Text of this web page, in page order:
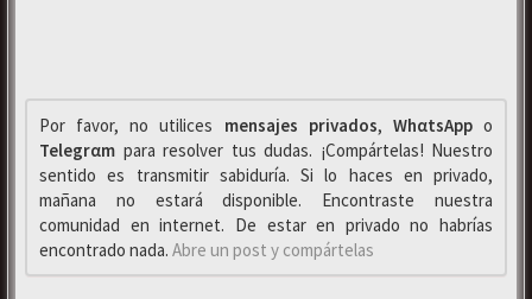
Por favor, no utilices mensajes privados, WhαtsAppo
Telegrαm para resolver tus dudas. ¡Compártelas! Nuestro
sentido es transmitir sabiduría. Si lo haces en privado,
mañana no estará disponible. Encontraste nuestra
comunidad en internet. De estar en privado no habrías
encontrado nada. Abre un post y compártelas